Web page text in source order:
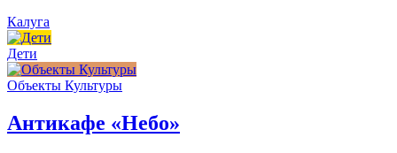
Калуга
Дети
Объекты Культуры
Антикафе «Небо»